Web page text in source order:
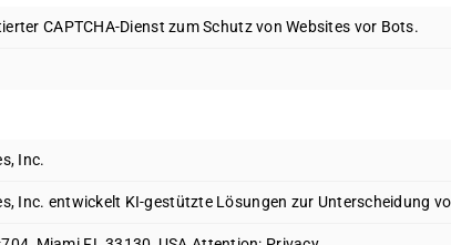
CAPTCHA-Dienst zum Schutz von Websites vor Bots.
Inc.
Inc. entwickelt KI-gestützte Lösungen zur Unterscheidung